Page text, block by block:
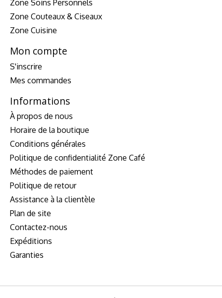
Zone Soins Personnels
Zone Couteaux & Ciseaux
Zone Cuisine
Mon compte
S'inscrire
Mes commandes
Informations
À propos de nous
Horaire de la boutique
Conditions générales
Politique de confidentialité Zone Café
Méthodes de paiement
Politique de retour
Assistance à la clientèle
Plan de site
Contactez-nous
Expéditions
Garanties